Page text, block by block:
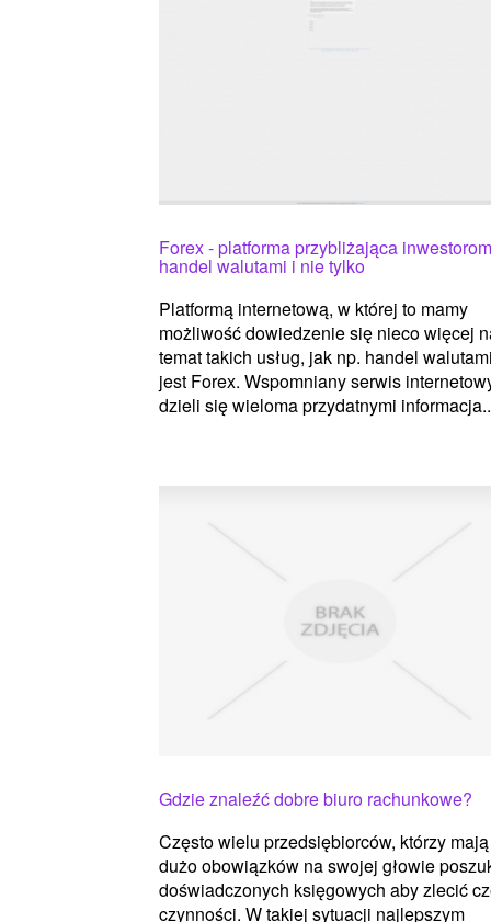
Forex - platforma przybliżająca inwestorom
handel walutami i nie tylko
Platformą internetową, w której to mamy
możliwość dowiedzenie się nieco więcej
temat takich usług, jak np. handel
jest Forex. Wspomniany serwis
dzieli się wieloma przydatnymi
Gdzie znaleźć dobre biuro rachunkowe?
Często wielu przedsiębiorców, którzy mają
dużo obowiązków na swojej głowie
doświadczonych księgowych aby zlecić
czynności. W takiej sytuacji najlepszym